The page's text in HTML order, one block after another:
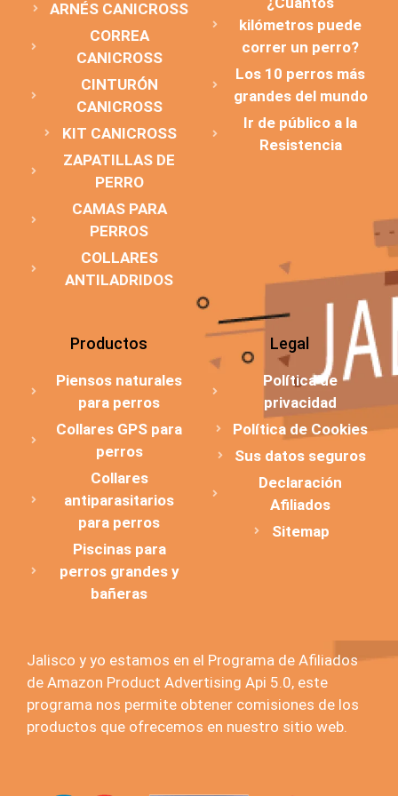
ARNÉS CANICROSS
CORREA
CANICROSS
CINTURÓN
CANICROSS
KIT CANICROSS
ZAPATILLAS DE
PERRO
CAMAS PARA
PERROS
COLLARES
ANTILADRIDOS
kilómetros puede
correr un perro?
Los 10 perros más
grandes del mundo
Ir de público a la
Resistencia
Productos
Piensos naturales
para perros
Collares GPS para
perros
Collares
antiparasitarios
para perros
Piscinas para
perros grandes y
bañeras
Legal
Política de
privacidad
Política de Cookies
Sus datos seguros
Declaración
Afiliados
Sitemap
Jalisco y yo estamos en el Programa de Afiliados
de Amazon Product Advertising Api 5.0, este
programa nos permite obtener comisiones de los
productos que ofrecemos en nuestro sitio web.